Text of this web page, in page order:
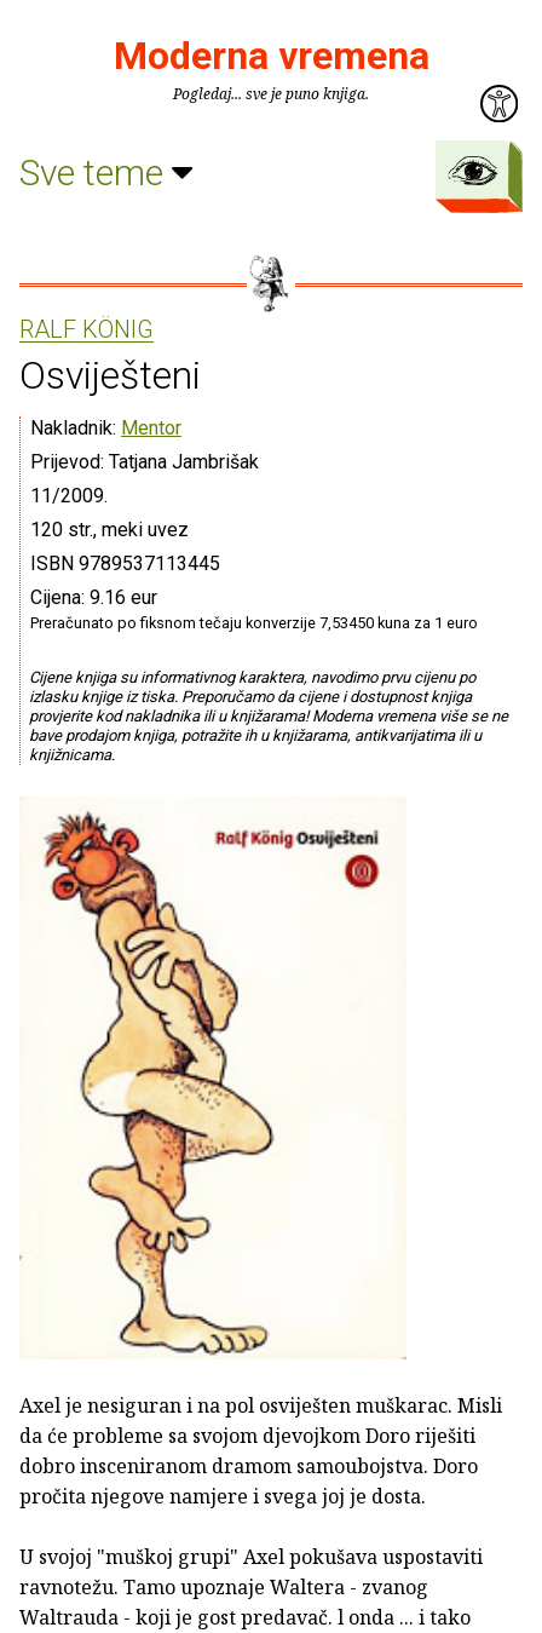
Moderna vremena
Pogledaj... sve je puno knjiga.
Sve teme
RALF KÖNIG
Osviješteni
Nakladnik: Mentor
Prijevod: Tatjana Jambrišak
11/2009.
120 str., meki uvez
ISBN 9789537113445
Cijena: 9.16 eur
Preračunato po fiksnom tečaju konverzije 7,53450 kuna za 1 euro
Cijene knjiga su informativnog karaktera, navodimo prvu cijenu po
izlasku knjige iz tiska. Preporučamo da cijene i dostupnost knjiga
provjerite kod nakladnika ili u knjižarama! Moderna vremena više se ne
bave prodajom knjiga, potražite ih u knjižarama, antikvarijatima ili u
knjižnicama.
Axel je nesiguran i na pol osviješten muškarac. Misli
da će probleme sa svojom djevojkom Doro riješiti
dobro insceniranom dramom samoubojstva. Doro
pročita njegove namjere i svega joj je dosta.
U svojoj "muškoj grupi" Axel pokušava uspostaviti
ravnotežu. Tamo upoznaje Waltera - zvanog
Waltrauda - koji je gost predavač. l onda ... i tako